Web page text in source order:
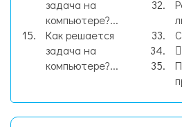
задача на
компьютере?...
Как решается
задача на
компьютере?...